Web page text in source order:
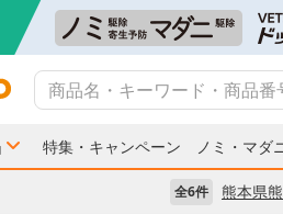
特集・キャンペーン ノミ・マダ
全6件 熊本県